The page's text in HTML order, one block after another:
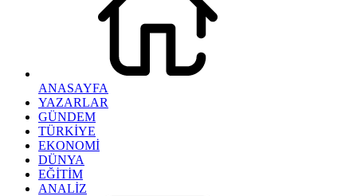
ANASAYFA
YAZARLAR
GÜNDEM
TÜRKİYE
EKONOMİ
DÜNYA
EĞİTİM
ANALİZ